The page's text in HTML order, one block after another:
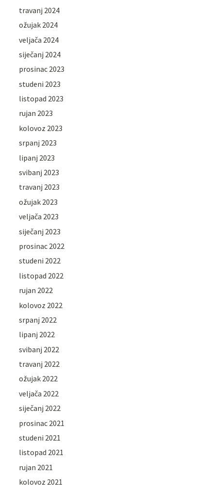
travanj 2024
ožujak 2024
veljača 2024
siječanj 2024
prosinac 2023
studeni 2023
listopad 2023
rujan 2023
kolovoz 2023
srpanj 2023
lipanj 2023
svibanj 2023
travanj 2023
ožujak 2023
veljača 2023
siječanj 2023
prosinac 2022
studeni 2022
listopad 2022
rujan 2022
kolovoz 2022
srpanj 2022
lipanj 2022
svibanj 2022
travanj 2022
ožujak 2022
veljača 2022
siječanj 2022
prosinac 2021
studeni 2021
listopad 2021
rujan 2021
kolovoz 2021